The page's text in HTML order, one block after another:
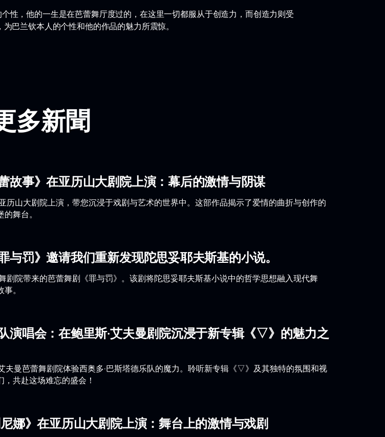
性，他的一生是在芭蕾舞厅度过的，在这里一切都服从于创造力，而创造力则受
巴兰钦本人的个性和他的作品的魅力所震惊。
多新聞
故事》在亚历山大剧院上演：幕后的激情与阴谋
历山大剧院上演，带您沉浸于戏剧与艺术的世界中。这部作品揭示了爱情的曲折与创作的
舞台。
与罚》邀请我们重新发现陀思妥耶夫斯基的小说。
剧院带来的芭蕾舞剧《罪与罚》。该剧将陀思妥耶夫斯基小说中的哲学思想融入现代舞
。
演唱会：在鲍里斯·艾夫曼剧院沉浸于新专辑《▽》的魅力之
夫曼芭蕾舞剧院体验西奥多·巴斯塔德乐队的魔力。聆听新专辑《▽》及其独特的氛围和视
共赴这场难忘的盛会！
娜》在亚历山大剧院上演：舞台上的激情与戏剧